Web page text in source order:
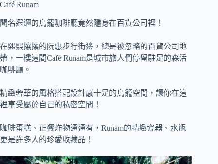
Café Runam
聞名遐邇的鳥籠咖啡廳竟然隱身在百貨公司裡！
在熙熙攘攘的阮惠步行街邊，總是被忽略的百貨公司地
帶，一樓這間Café Runam是城市旅人們停留駐足的森活
咖啡廳。
精緻奢華的風格搭配設計感十足的鳥籠空間，讓你在這
裡享受屬於自己的私密空間！
咖啡蛋糕、正餐炸物通通有，Runam的精緻瓷器、水瓶
更是許多人的珍愛收藏品！